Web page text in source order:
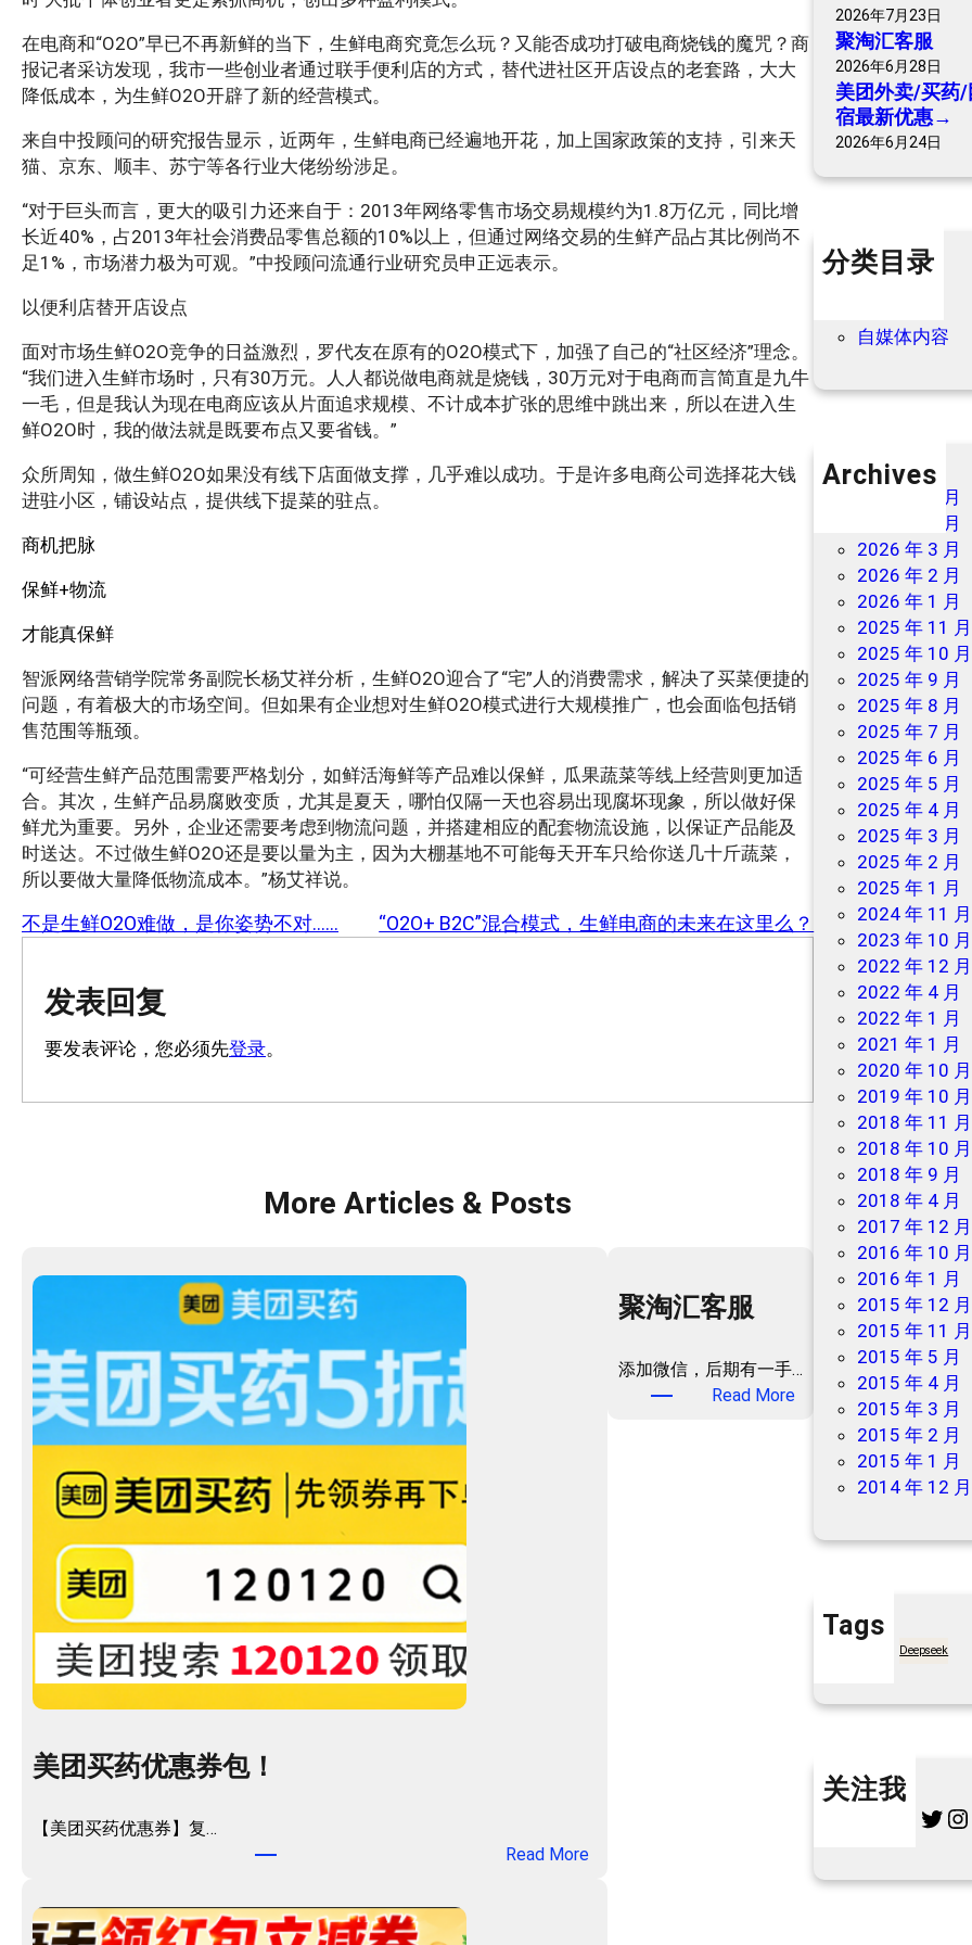
在电商和“O2O”早已不再新鲜的当下，生鲜电商究竟怎么玩？又能否成功打破电商烧钱的魔咒？商
报记者采访发现，我市一些创业者通过联手便利店的方式，替代进社区开店设点的老套路，大大
降低成本，为生鲜O2O开辟了新的经营模式。
来自中投顾问的研究报告显示，近两年，生鲜电商已经遍地开花，加上国家政策的支持，引来天
猫、京东、顺丰、苏宁等各行业大佬纷纷涉足。
“对于巨头而言，更大的吸引力还来自于：2013年网络零售市场交易规模约为1.8万亿元，同比增
长近40%，占2013年社会消费品零售总额的10%以上，但通过网络交易的生鲜产品占其比例尚不
足1%，市场潜力极为可观。”中投顾问流通行业研究员申正远表示。
以便利店替开店设点
面对市场生鲜O2O竞争的日益激烈，罗代友在原有的O2O模式下，加强了自己的“社区经济”理念。
“我们进入生鲜市场时，只有30万元。人人都说做电商就是烧钱，30万元对于电商而言简直是九牛
一毛，但是我认为现在电商应该从片面追求规模、不计成本扩张的思维中跳出来，所以在进入生
鲜O2O时，我的做法就是既要布点又要省钱。”
众所周知，做生鲜O2O如果没有线下店面做支撑，几乎难以成功。于是许多电商公司选择花大钱
进驻小区，铺设站点，提供线下提菜的驻点。
商机把脉
保鲜+物流
才能真保鲜
智派网络营销学院常务副院长杨艾祥分析，生鲜O2O迎合了“宅”人的消费需求，解决了买菜便捷的
问题，有着极大的市场空间。但如果有企业想对生鲜O2O模式进行大规模推广，也会面临包括销
售范围等瓶颈。
“可经营生鲜产品范围需要严格划分，如鲜活海鲜等产品难以保鲜，瓜果蔬菜等线上经营则更加适
合。其次，生鲜产品易腐败变质，尤其是夏天，哪怕仅隔一天也容易出现腐坏现象，所以做好保
鲜尤为重要。另外，企业还需要考虑到物流问题，并搭建相应的配套物流设施，以保证产品能及
时送达。不过做生鲜O2O还是要以量为主，因为大棚基地不可能每天开车只给你送几十斤蔬菜，
所以要做大量降低物流成本。”杨艾祥说。
不是生鲜O2O难做，是你姿势不对…… “O2O+ B2C”混合模式，生鲜电商的未来在这里么？
发表回复
要发表评论，您必须先登录。
More Articles & Posts
美团买药优惠券包！
【美团买药优惠券】复…
Read More：
聚淘汇客服
添加微信，后期有一手…
Read More：
2026年7月23日
聚淘汇客服
2026年6月28日
美团外卖/买药
宿最新优惠→
2026年6月24日
分类目录
自媒体内容
Archives
2026 年 7 月
2026 年 6 月
2026 年 3 月
2026 年 2 月
2026 年 1 月
2025 年 11 月
2025 年 10 月
2025 年 9 月
2025 年 8 月
2025 年 7 月
2025 年 6 月
2025 年 5 月
2025 年 4 月
2025 年 3 月
2025 年 2 月
2025 年 1 月
2024 年 11 月
2023 年 10 月
2022 年 12 月
2022 年 4 月
2022 年 1 月
2021 年 1 月
2020 年 10 月
2019 年 10 月
2018 年 11 月
2018 年 10 月
2018 年 9 月
2018 年 4 月
2017 年 12 月
2016 年 10 月
2016 年 1 月
2015 年 12 月
2015 年 11 月
2015 年 5 月
2015 年 4 月
2015 年 3 月
2015 年 2 月
2015 年 1 月
2014 年 12 月
Tags
Deepseek
关注我
Twitter Instagram